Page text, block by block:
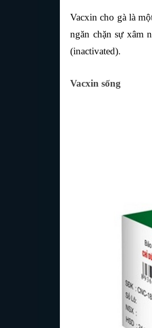
Vacxin cho gà là
ngăn chặn sự xâm
(inactivated).
Vacxin sống